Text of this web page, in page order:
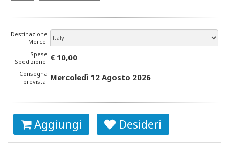
Destinazione
Merce:
Spese
Spedizione: € 10,00
Consegna
prevista: Mercoledì 12 Agosto 2026
Aggiungi Desideri